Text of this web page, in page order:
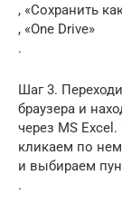
, «Сохранить
, «One Drive»
.
Шаг 3.
браузера и
через MS
кликаем по
и выбираем
.